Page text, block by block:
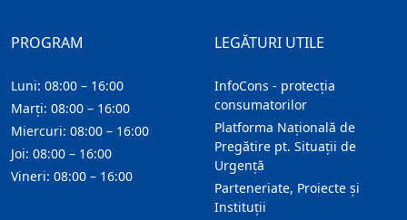
LEGĂTURI UTILE
InfoCons - protecția
consumatorilor
Platforma Națională de
Pregătire pt. Situații de
Urgență
Parteneriate, Proiecte și
Instituții
PROGRAM
Luni: 08:00 – 16:00
Marți: 08:00 – 16:00
Miercuri: 08:00 – 16:00
Joi: 08:00 – 16:00
Vineri: 08:00 – 16:00